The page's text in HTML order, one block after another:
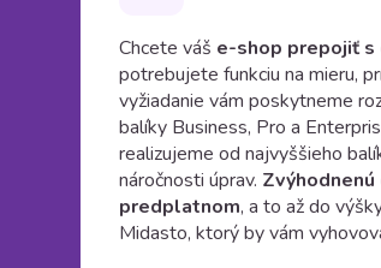
Chcete váš e-shop prepojiť s
potrebujete funkciu na mieru,
vyžiadanie vám poskytneme
balíky Business, Pro a
realizujeme od najvyššieho
náročnosti úprav. Zvýhodnenú
predplatnom, a to až do
Midasto, ktorý by vám